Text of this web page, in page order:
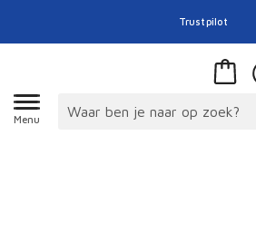
Trustpilot
Menu